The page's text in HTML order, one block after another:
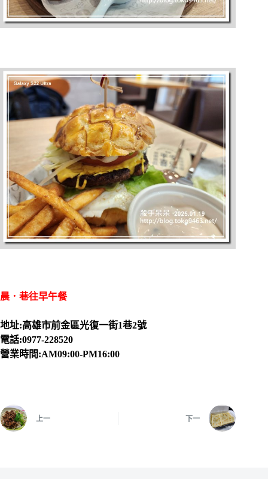
晨．巷往早午餐
地址:高雄市前金區光復一街1巷2號
電話:0977-228520
營業時間:AM09:00-PM16:00
上一 下一